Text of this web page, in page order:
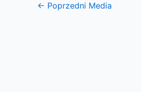
← Poprzedni Media